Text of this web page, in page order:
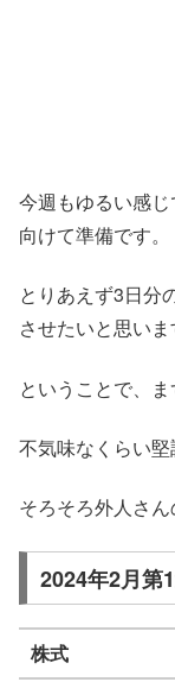
今週もゆるい感
向けて準備です。
とりあえず3日分
させたいと思いま
ということで、ま
不気味なくらい堅
そろそろ外人さん
2024年2月第
株式